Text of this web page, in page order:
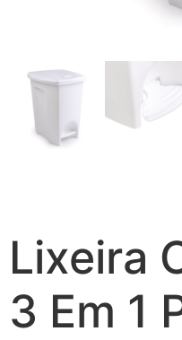
Lixeira
3 Em 1